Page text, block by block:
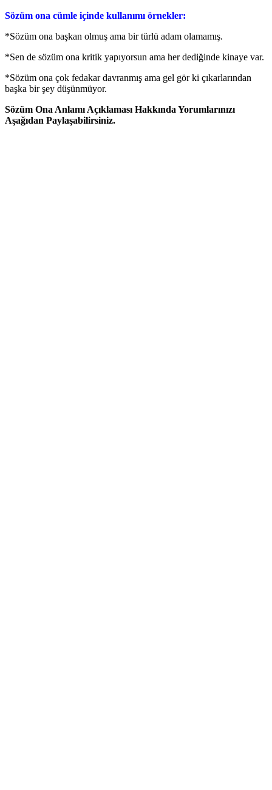
Sözüm ona cümle içinde kullanımı örnekler:
*Sözüm ona başkan olmuş ama bir türlü adam olamamış.
*Sen de sözüm ona kritik yapıyorsun ama her dediğinde kinaye var.
*Sözüm ona çok fedakar davranmış ama gel gör ki çıkarlarından
başka bir şey düşünmüyor.
Sözüm Ona Anlamı Açıklaması Hakkında Yorumlarınızı
Aşağıdan Paylaşabilirsiniz.